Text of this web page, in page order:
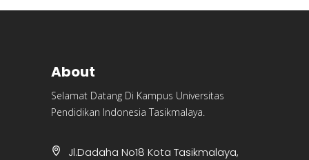
About
Selamat Datang Di Kampus Universitas
Pendidikan Indonesia Tasikmalaya.
Jl.Dadaha No18 Kota Tasikmalaya,